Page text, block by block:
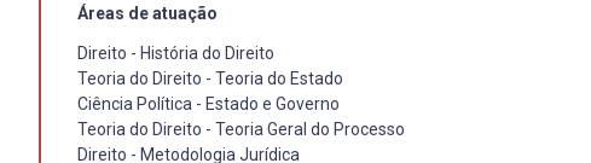
Áreas de atuação
Direito - História do Direito
Teoria do Direito - Teoria do Estado
Ciência Política - Estado e Governo
Teoria do Direito - Teoria Geral do Processo
Direito - Metodologia Jurídica